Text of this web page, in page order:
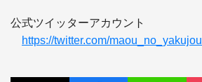
公式ツイッターアカウント
https://twitter.com/maou_no_yakujou